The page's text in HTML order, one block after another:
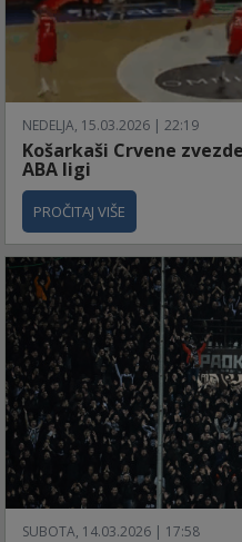
NEDELJA, 15.03.2026 | 22:19
Košarkaši Crvene
ABA ligi
PROČITAJ VIŠE
SUBOTA, 14.03.2026 | 17:58